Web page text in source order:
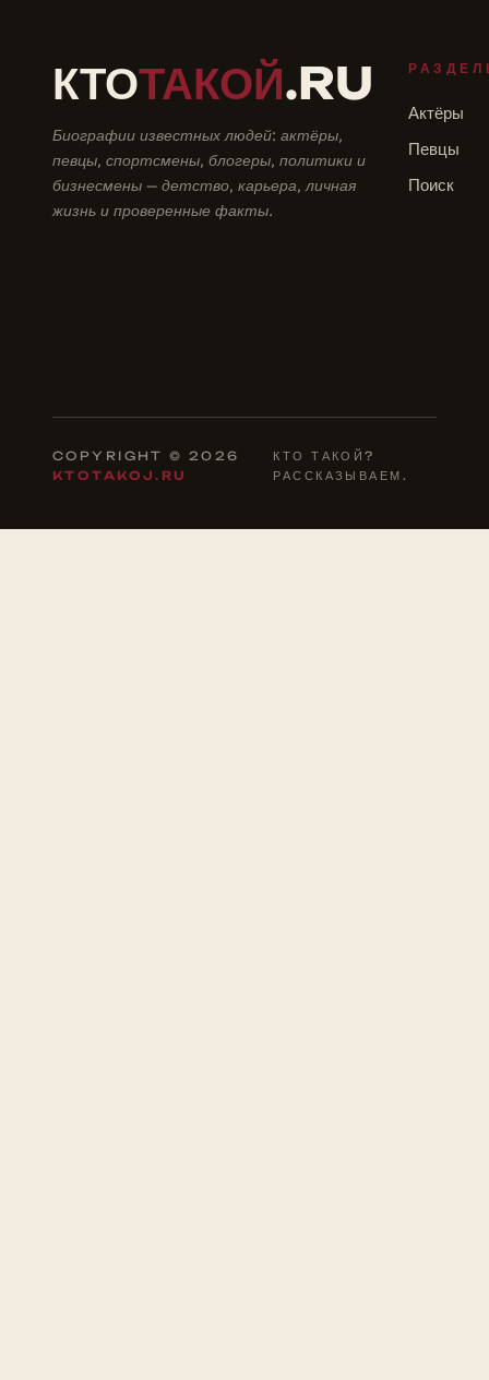
КТОТАКОЙ.RU
Биографии известных людей: актёры,
певцы, спортсмены, блогеры, политики и
бизнесмены — детство, карьера, личная
жизнь и проверенные факты.
Актёры
Певцы
Поиск
COPYRIGHT © 2026
KTOTAKOJ.RU
КТО ТАКОЙ?
РАССКАЗЫВАЕМ.